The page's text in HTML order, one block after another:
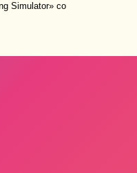
Simulator» со